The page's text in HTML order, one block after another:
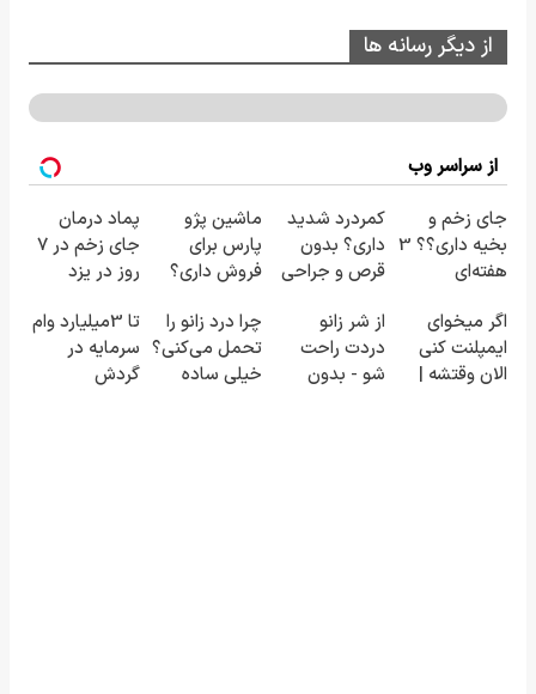
از دیگر رسانه ها
از سراسر وب
جای زخم و
بخیه داری؟؟ 3
هفته‌ای
کمردرد شدید
داری؟ بدون
قرص و جراحی
◗پرسش‌نامه◖
ماشین پژو
پارس برای
فروش داری؟
بفروشش
پماد درمان
جای زخم در ۷
روز در یزد
(مشاوره
بگیرید)
اگر میخوای
ایمپلنت کنی
الان وقتشه |
از شر زانو
دردت راحت
شو - بدون
چرا درد زانو را
تحمل می‌کنی؟
خیلی ساده
تا 3میلیارد وام
سرمایه در
گردش